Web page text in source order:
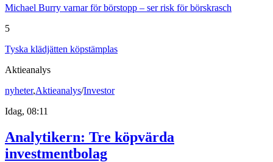
Michael Burry varnar för börstopp – ser risk för börskrasch
5
Tyska klädjätten köpstämplas
Aktieanalys
nyheter,Aktieanalys/Investor
Idag, 08:11
Analytikern: Tre köpvärda
investmentbolag